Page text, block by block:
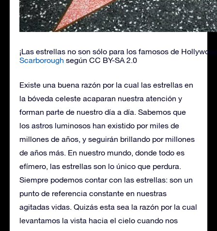
¡Las estrellas no son sólo para los famosos de
Scarborough según CC BY-SA 2.0
Existe una buena razón por la cual las estrellas en
la bóveda celeste acaparan nuestra atención y
forman parte de nuestro día a día. Sabemos que
los astros luminosos han existido por miles de
millones de años, y seguirán brillando por millones
de años más. En nuestro mundo, donde todo es
efímero, las estrellas son lo único que perdura.
Siempre podemos contar con las estrellas: son un
punto de referencia constante en nuestras
agitadas vidas. Quizás esta sea la razón por la cual
levantamos la vista hacia el cielo cuando nos